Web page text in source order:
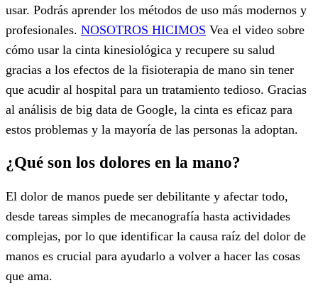
usar. Podrás aprender los métodos de uso más modernos y
profesionales. NOSOTROS HICIMOS Vea el video sobre
cómo usar la cinta kinesiológica y recupere su salud
gracias a los efectos de la fisioterapia de mano sin tener
que acudir al hospital para un tratamiento tedioso. Gracias
al análisis de big data de Google, la cinta es eficaz para
estos problemas y la mayoría de las personas la adoptan.
¿Qué son los dolores en la mano?
El dolor de manos puede ser debilitante y afectar todo,
desde tareas simples de mecanografía hasta actividades
complejas, por lo que identificar la causa raíz del dolor de
manos es crucial para ayudarlo a volver a hacer las cosas
que ama.